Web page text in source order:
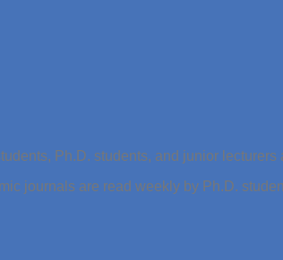
Ph.D. students, and junior lecturers
journals are read weekly by Ph.D.